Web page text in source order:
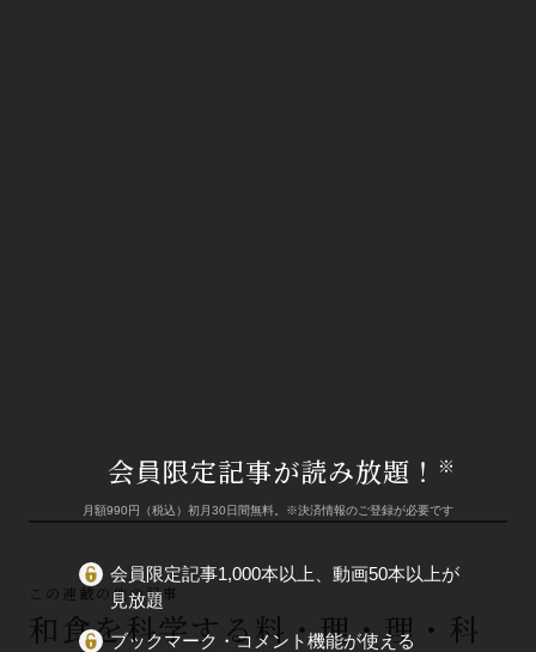
この連載の他の記事
和食を科学する料・理・理・科
会員限定記事が読み放題！ ※
月額990円（税込）初月30日間無料。※決済情報のご登録が必要です
会員限定記事1,000本以上、動画50本以上が
見放題
ブックマーク・コメント機能が使える